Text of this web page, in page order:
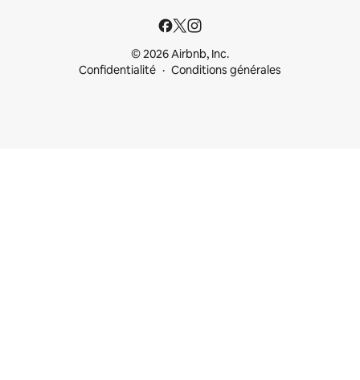
© 2026 Airbnb, Inc.
Confidentialité
Conditions générales